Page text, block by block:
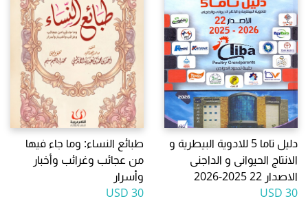
دليل تاما 5 للادوية البيطرية و
الانتاج الحيوانى و الداجنى
الاصدار 22 2025-2026
30 USD
طبائع النساء: وما جاء فيها
من عجائب وغرائب وأخبار
وأسرار
30 USD